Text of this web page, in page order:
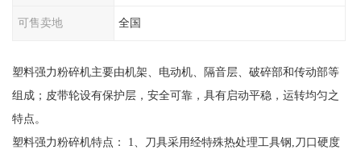
可售卖地 全国
塑料强力粉碎机主要由机架、电动机、隔音层、破碎部和传动部等
组成；皮带轮设有保护层，安全可靠，具有启动平稳，运转均匀之
特点。
塑料强力粉碎机特点： 1、刀具采用经特殊热处理工具钢,刀口硬度